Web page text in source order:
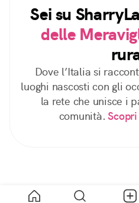
Sei su
delle
Dove l’Italia si
luoghi nascosti con gli
la rete che unisce i
comunità.